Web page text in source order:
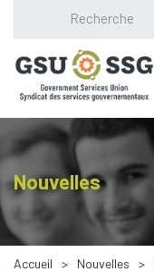
Nouvelles
Accueil Nouvelles